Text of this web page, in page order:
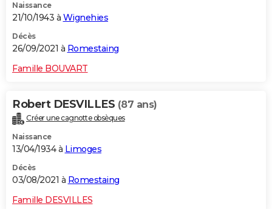
Naissance
21/10/1943 à Wignehies
Décès
26/09/2021 à Romestaing
Famille BOUVART
Robert DESVILLES (87 ans)
Créer une cagnotte obsèques
Naissance
13/04/1934 à Limoges
Décès
03/08/2021 à Romestaing
Famille DESVILLES